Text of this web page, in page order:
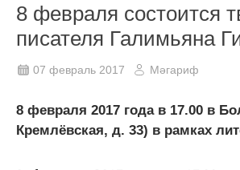
8 февраля состоится
писателя Галимьяна
07 февраль 2017 Мәгариф
8 февраля 2017 года в 17.00 в
Кремлёвская, д. 33) в рамках